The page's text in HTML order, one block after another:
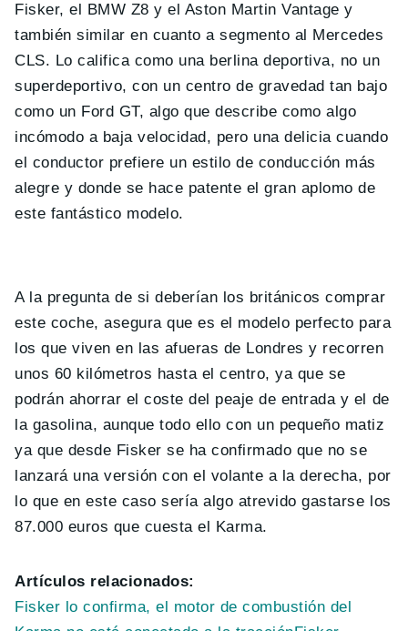
Fisker, el BMW Z8 y el Aston Martin Vantage y
también similar en cuanto a segmento al Mercedes
CLS. Lo califica como una berlina deportiva, no un
superdeportivo, con un centro de gravedad tan bajo
como un Ford GT, algo que describe como algo
incómodo a baja velocidad, pero una delicia cuando
el conductor prefiere un estilo de conducción más
alegre y donde se hace patente el gran aplomo de
este fantástico modelo.
A la pregunta de si deberían los británicos comprar
este coche, asegura que es el modelo perfecto para
los que viven en las afueras de Londres y recorren
unos 60 kilómetros hasta el centro, ya que se
podrán ahorrar el coste del peaje de entrada y el de
la gasolina, aunque todo ello con un pequeño matiz
ya que desde Fisker se ha confirmado que no se
lanzará una versión con el volante a la derecha, por
lo que en este caso sería algo atrevido gastarse los
87.000 euros que cuesta el Karma.
Artículos relacionados:
Fisker lo confirma, el motor de combustión del